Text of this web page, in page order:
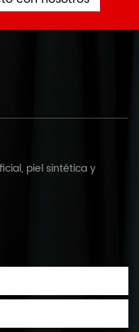
piel sintética y